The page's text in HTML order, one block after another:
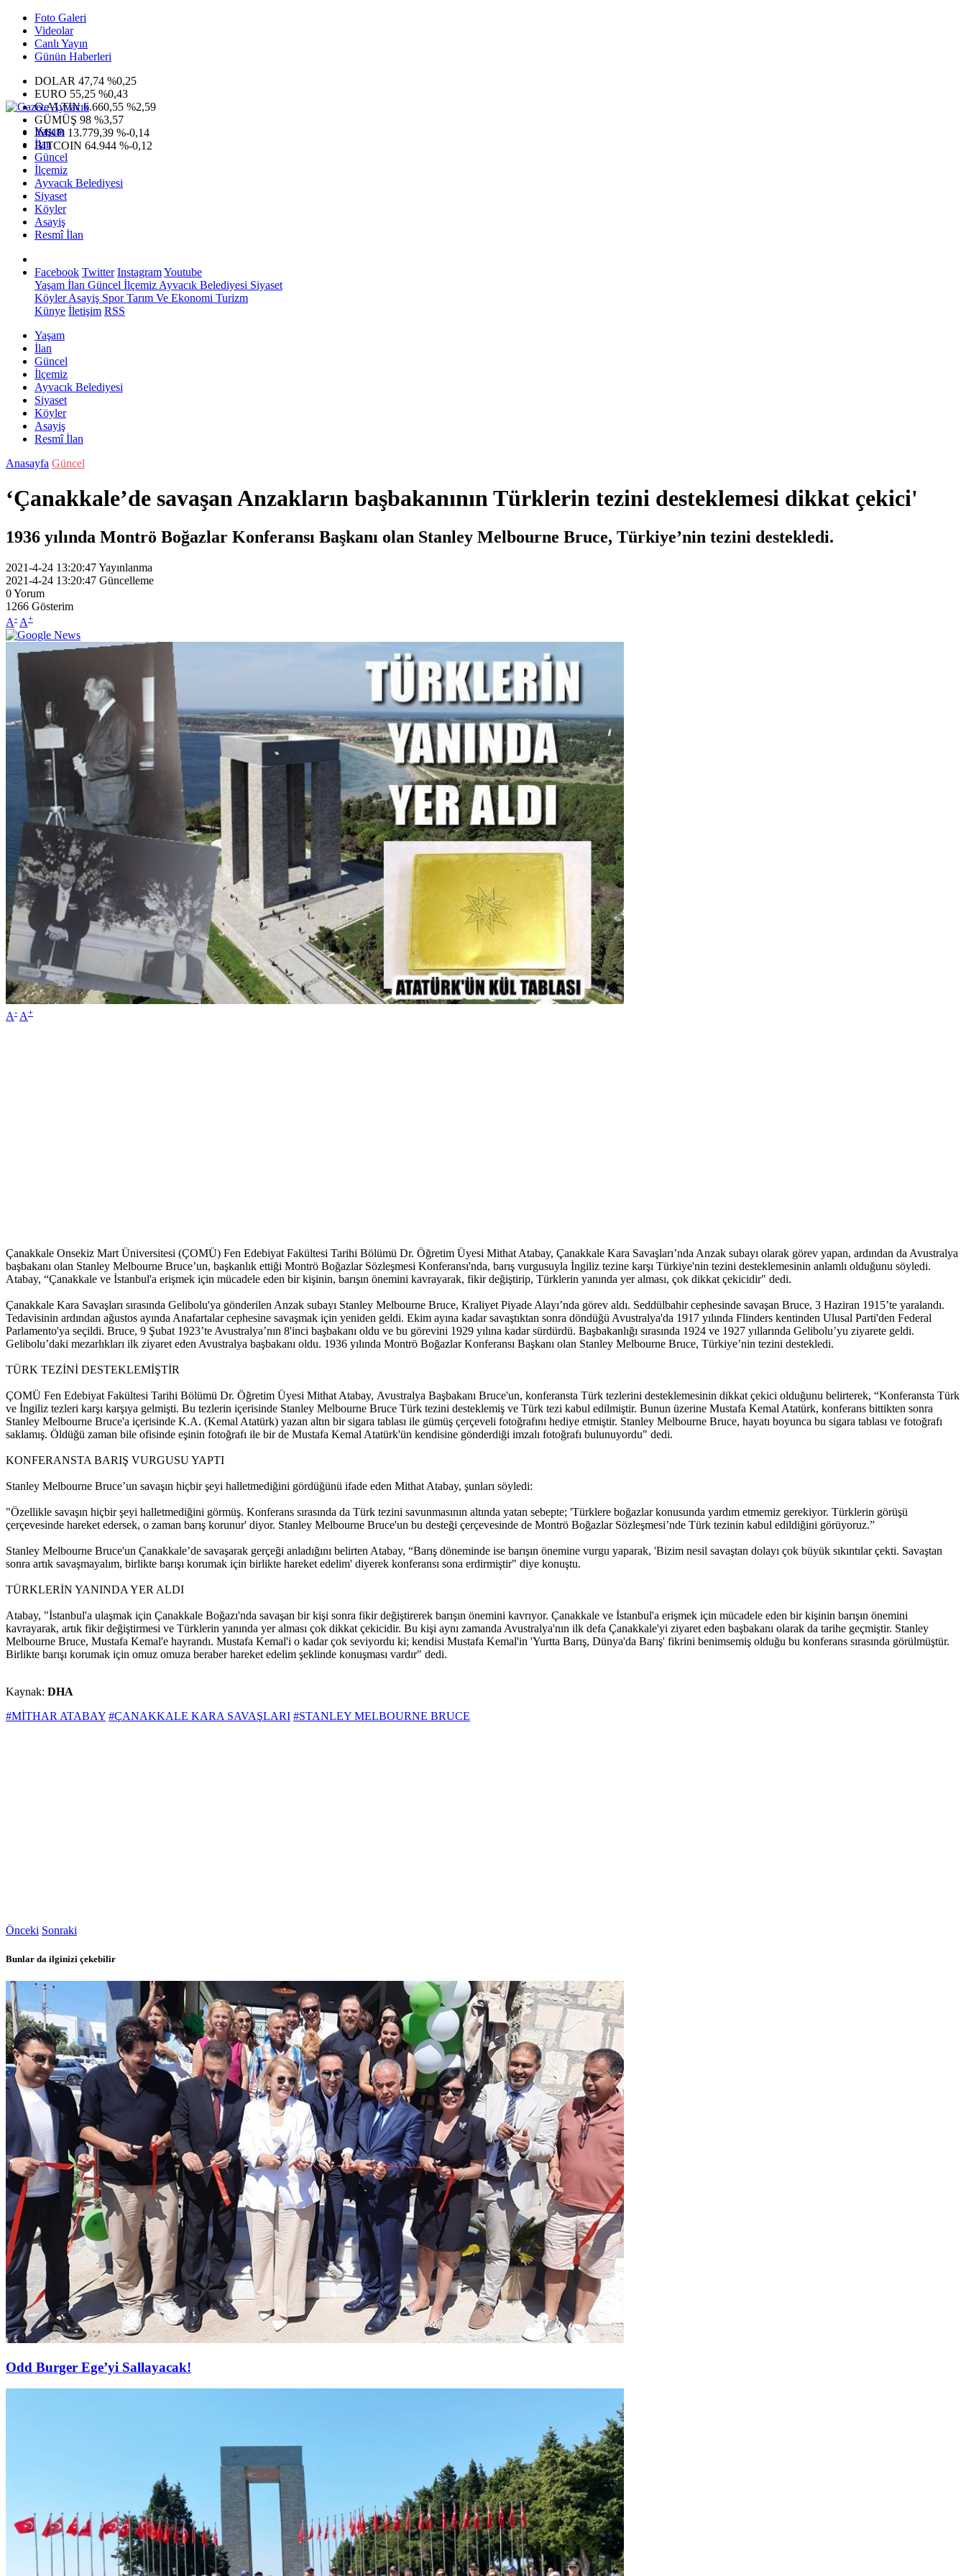
Foto Galeri
Videolar
Canlı Yayın
Günün Haberleri
DOLAR 47,74 %0,25
EURO 55,25 %0,43
G.ALTIN6.660,55 %2,59
GÜMÜŞ 98 %3,57
IMKB 13.779,39 %-0,14
BITCOIN 64.944 %-0,12
Yaşam
İlan
Güncel
İlçemiz
Ayvacık Belediyesi
Siyaset
Köyler
Asayiş
Resmî İlan
Facebook Twitter InstagramYoutube
Yaşam İlan Güncel İlçemiz Ayvacık Belediyesi Siyaset
KöylerAsayiş SporTarım Ve Ekonomi Turizm
Künye İletişim RSS
Yaşam
İlan
Güncel
İlçemiz
Ayvacık Belediyesi
Siyaset
Köyler
Asayiş
Resmî İlan
Anasayfa Güncel
‘Çanakkale’de savaşan Anzakların başbakanının Türklerin tezini desteklemesi dikkat çekici'
1936 yılında Montrö Boğazlar Konferansı Başkanı olan Stanley Melbourne Bruce, Türkiye’nin tezini destekledi.
2021-4-24 13:20:47Yayınlanma
2021-4-24 13:20:47 Güncelleme
0Yorum
1266 Gösterim
A- A+
A- A+
Çanakkale Onsekiz Mart Üniversitesi (ÇOMÜ) Fen Edebiyat Fakültesi Tarihi Bölümü Dr. Öğretim Üyesi Mithat Atabay, Çanakkale Kara Savaşları’nda Anzak subayı olarak görev yapan, ardından da Avustralya
başbakanı olan Stanley Melbourne Bruce’un, başkanlık ettiği Montrö Boğazlar Sözleşmesi Konferansı'nda, barış vurgusuyla İngiliz tezine karşı Türkiye'nin tezini desteklemesinin anlamlı olduğunu söyledi.
Atabay, “Çanakkale ve İstanbul'a erişmek için mücadele eden bir kişinin, barışın önemini kavrayarak, fikir değiştirip, Türklerin yanında yer alması, çok dikkat çekicidir" dedi.
Çanakkale Kara Savaşları sırasında Gelibolu'ya gönderilen Anzak subayı Stanley Melbourne Bruce, Kraliyet Piyade Alayı’nda görev aldı. Seddülbahir cephesinde savaşan Bruce, 3 Haziran 1915’te yaralandı.
Tedavisinin ardından ağustos ayında Anafartalar cephesine savaşmak için yeniden geldi. Ekim ayına kadar savaştıktan sonra döndüğü Avustralya'da 1917 yılında Flinders kentinden Ulusal Parti'den Federal
Parlamento'ya seçildi. Bruce, 9 Şubat 1923’te Avustralya’nın 8'inci başbakanı oldu ve bu görevini 1929 yılına kadar sürdürdü. Başbakanlığı sırasında 1924 ve 1927 yıllarında Gelibolu’yu ziyarete geldi.
Gelibolu’daki mezarlıkları ilk ziyaret eden Avustralya başbakanı oldu. 1936 yılında Montrö Boğazlar Konferansı Başkanı olan Stanley Melbourne Bruce, Türkiye’nin tezini destekledi.
TÜRK TEZİNİ DESTEKLEMİŞTİR
ÇOMÜ Fen Edebiyat Fakültesi Tarihi Bölümü Dr. Öğretim Üyesi Mithat Atabay, Avustralya Başbakanı Bruce'un, konferansta Türk tezlerini desteklemesinin dikkat çekici olduğunu belirterek, “Konferansta Türk
ve İngiliz tezleri karşı karşıya gelmişti. Bu tezlerin içerisinde Stanley Melbourne Bruce Türk tezini desteklemiş ve Türk tezi kabul edilmiştir. Bunun üzerine Mustafa Kemal Atatürk, konferans bittikten sonra
Stanley Melbourne Bruce'a içerisinde K.A. (Kemal Atatürk) yazan altın bir sigara tablası ile gümüş çerçeveli fotoğrafını hediye etmiştir. Stanley Melbourne Bruce, hayatı boyunca bu sigara tablası ve fotoğrafı
saklamış. Öldüğü zaman bile ofisinde eşinin fotoğrafı ile bir de Mustafa Kemal Atatürk'ün kendisine gönderdiği imzalı fotoğrafı bulunuyordu" dedi.
KONFERANSTA BARIŞ VURGUSU YAPTI
Stanley Melbourne Bruce’un savaşın hiçbir şeyi halletmediğini gördüğünü ifade eden Mithat Atabay, şunları söyledi:
"Özellikle savaşın hiçbir şeyi halletmediğini görmüş. Konferans sırasında da Türk tezini savunmasının altında yatan sebepte; 'Türklere boğazlar konusunda yardım etmemiz gerekiyor. Türklerin görüşü
çerçevesinde hareket edersek, o zaman barış korunur' diyor. Stanley Melbourne Bruce'un bu desteği çerçevesinde de Montrö Boğazlar Sözleşmesi’nde Türk tezinin kabul edildiğini görüyoruz.”
Stanley Melbourne Bruce'un Çanakkale’de savaşarak gerçeği anladığını belirten Atabay, “Barış döneminde ise barışın önemine vurgu yaparak, 'Bizim nesil savaştan dolayı çok büyük sıkıntılar çekti. Savaştan
sonra artık savaşmayalım, birlikte barışı korumak için birlikte hareket edelim' diyerek konferansı sona erdirmiştir" diye konuştu.
TÜRKLERİN YANINDA YER ALDI
Atabay, "İstanbul'a ulaşmak için Çanakkale Boğazı'nda savaşan bir kişi sonra fikir değiştirerek barışın önemini kavrıyor. Çanakkale ve İstanbul'a erişmek için mücadele eden bir kişinin barışın önemini
kavrayarak, artık fikir değiştirmesi ve Türklerin yanında yer alması çok dikkat çekicidir. Bu kişi aynı zamanda Avustralya'nın ilk defa Çanakkale'yi ziyaret eden başbakanı olarak da tarihe geçmiştir. Stanley
Melbourne Bruce, Mustafa Kemal'e hayrandı. Mustafa Kemal'i o kadar çok seviyordu ki; kendisi Mustafa Kemal'in 'Yurtta Barış, Dünya'da Barış' fikrini benimsemiş olduğu bu konferans sırasında görülmüştür.
Birlikte barışı korumak için omuz omuza beraber hareket edelim şeklinde konuşması vardır" dedi.
Kaynak: DHA
#MİTHAR ATABAY #ÇANAKKALE KARA SAVAŞLARI #STANLEY MELBOURNE BRUCE
Önceki Sonraki
Bunlar da ilginizi çekebilir
Odd Burger Ege’yi Sallayacak!